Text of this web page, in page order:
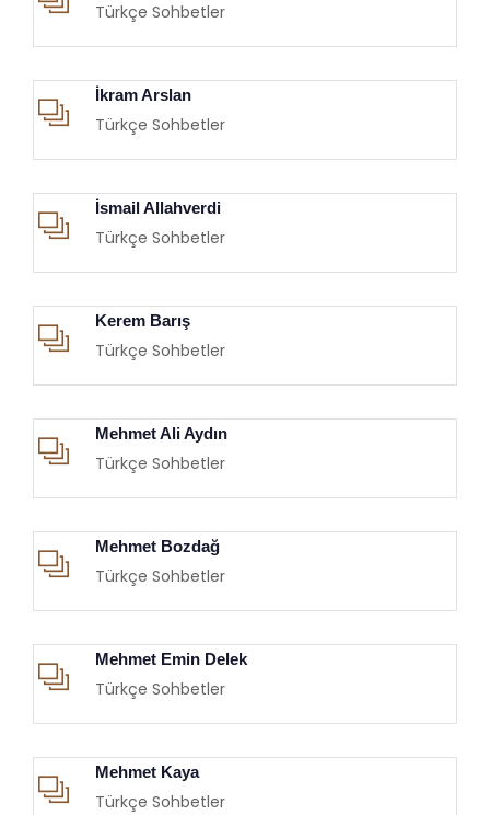
Türkçe Sohbetler
İkram Arslan
Türkçe Sohbetler
İsmail Allahverdi
Türkçe Sohbetler
Kerem Barış
Türkçe Sohbetler
Mehmet Ali Aydın
Türkçe Sohbetler
Mehmet Bozdağ
Türkçe Sohbetler
Mehmet Emin Delek
Türkçe Sohbetler
Mehmet Kaya
Türkçe Sohbetler